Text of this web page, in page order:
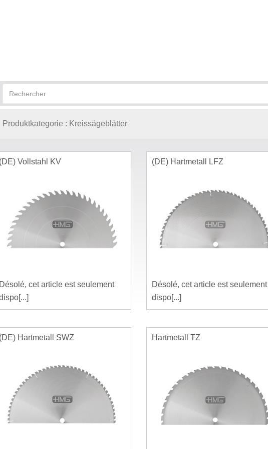
Produktkategorie : Kreissägeblätter
(DE) Vollstahl KV
Désolé, cet article est seulement
(DE) Hartmetall LFZ
Désolé, cet article est seulement
dispo[...]
(DE) Hartmetall SWZ Hartmetall TZ